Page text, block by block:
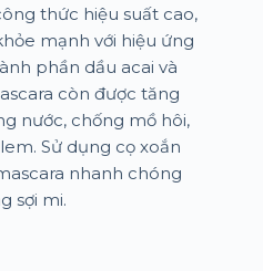
thức hiệu suất cao,
mạnh với hiệu ứng
phần dầu acai và
còn được tăng
nước, chống mồ hôi,
Sử dụng cọ xoắn
nhanh chóng
sợi mi.